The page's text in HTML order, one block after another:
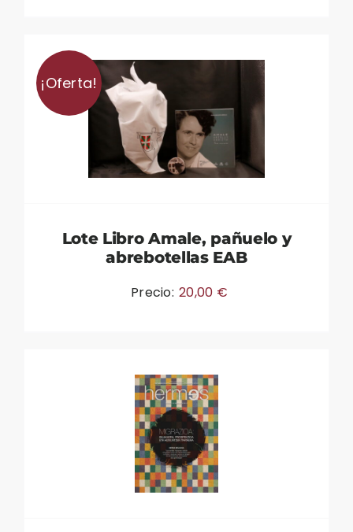
¡Oferta!
Lote Libro Amale, pañuelo y
abrebotellas EAB
Precio: 20,00 €